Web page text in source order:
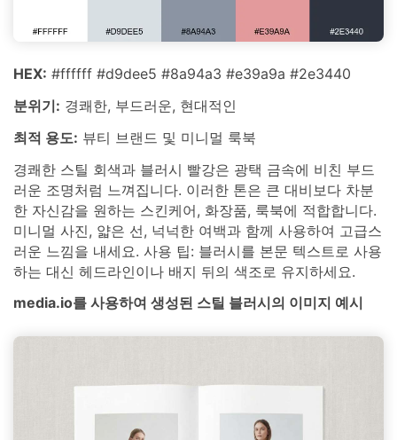
HEX: #ffffff #d9dee5 #8a94a3 #e39a9a #2e3440
분위기: 경쾌한, 부드러운, 현대적인
최적 용도: 뷰티 브랜드 및 미니멀 룩북
경쾌한 스틸 회색과 블러시 빨강은 광택 금속에 비친 부드
러운 조명처럼 느껴집니다. 이러한 톤은 큰 대비보다 차분
한 자신감을 원하는 스킨케어, 화장품, 룩북에 적합합니다.
미니멀 사진, 얇은 선, 넉넉한 여백과 함께 사용하여 고급스
러운 느낌을 내세요. 사용 팁: 블러시를 본문 텍스트로 사용
하는 대신 헤드라인이나 배지 뒤의 색조로 유지하세요.
media.io를 사용하여 생성된 스틸 블러시의 이미지 예시